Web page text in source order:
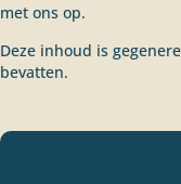
met ons op.
Deze inhoud is
bevatten.